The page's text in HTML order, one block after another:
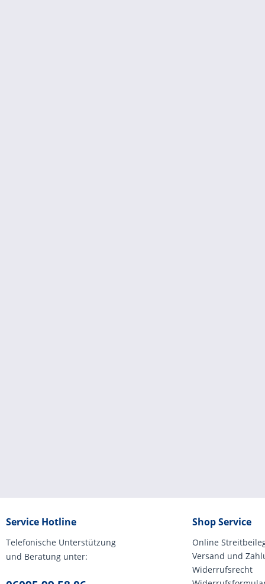
Service Hotline
Telefonische Unterstützung
und Beratung unter:
Shop Service
Online
Versand und
Widerrufsrecht